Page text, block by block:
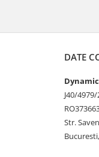
DATE
J40/
Str.